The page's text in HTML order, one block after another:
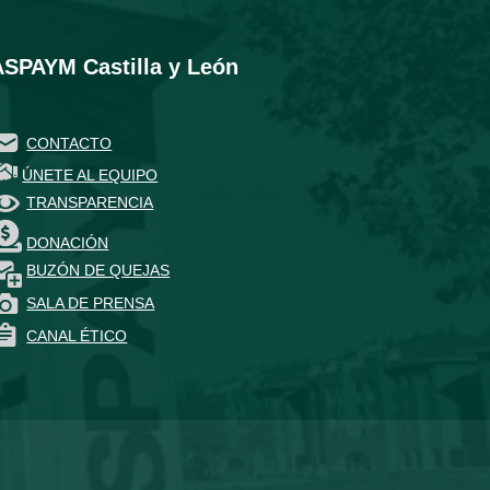
Castilla y León
CONTACTO
ÚNETE AL EQUIPO
TRANSPARENCIA
DONACIÓN
BUZÓN DE QUEJAS
SALA DE PRENSA
CANAL ÉTICO